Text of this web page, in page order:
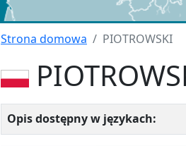
Strona domowa PIOTROWSKI
Opis dostępny w językach: